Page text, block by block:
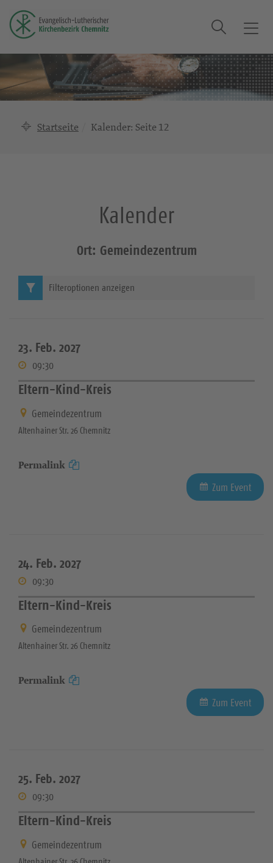
T
g
g
l
Suche
Startseite Kalender: Seite 12
Kalender
Ort: Gemeindezentrum
23. Feb. 2027
09:30
Eltern-Kind-Kreis
Gemeindezentrum
Altenhainer Str. 26 Chemnitz
Permalink
Zum Event
24. Feb. 2027
09:30
Eltern-Kind-Kreis
Gemeindezentrum
Altenhainer Str. 26 Chemnitz
Permalink
Zum Event
25. Feb. 2027
09:30
Eltern-Kind-Kreis
Gemeindezentrum
Filteroptionen anzeigen